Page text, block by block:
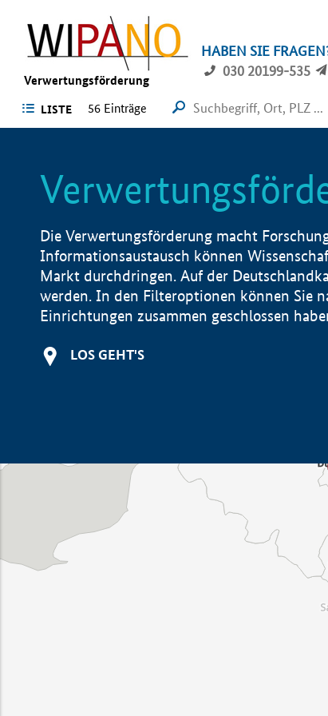
Verwertungsförderung
HABEN SIE
030 20199-535
LISTE 56 Einträge
Die Verwertungsförderung macht
Informationsaustausch können
Markt durchdringen. Auf der
werden. In den Filteroptionen können Sie
Einrichtungen zusammen geschlossen
LOS GEHT'S